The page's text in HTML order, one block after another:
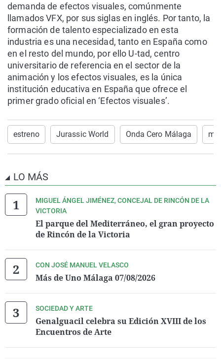
demanda de efectos visuales, comúnmente
llamados VFX, por sus siglas en inglés. Por tanto, la
formación de talento especializado en esta
industria es una necesidad, tanto en España como
en el resto del mundo, por ello U-tad, centro
universitario de referencia en el sector de la
animación y los efectos visuales, es la única
institución educativa en España que ofrece el
primer grado oficial en ‘Efectos visuales’.
estreno Jurassic World Onda Cero Málaga
LO MÁS
MIGUEL ÁNGEL JIMÉNEZ, CONCEJAL DE RINCÓN DE LA
VICTORIA
El parque del Mediterráneo, el gran proyecto
de Rincón de la Victoria
CON JOSÉ MANUEL VELASCO
Más de Uno Málaga 07/08/2026
SOCIEDAD Y ARTE
Genalguacil celebra su Edición XVIII de los
Encuentros de Arte